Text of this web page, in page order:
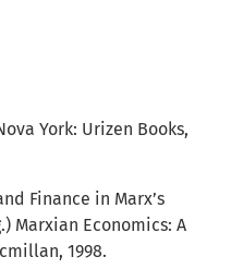
York: Urizen Books,
Finance in Marx’s
Marxian Economics: A
1998.